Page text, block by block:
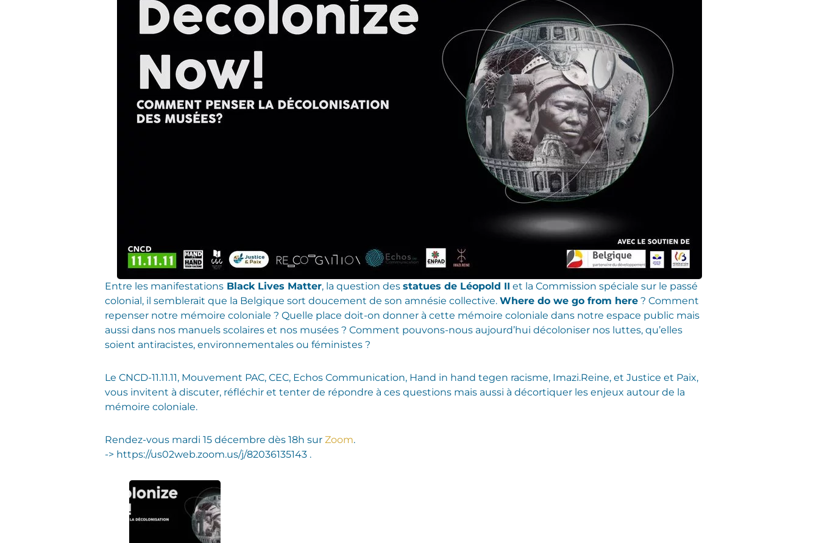
Entre les manifestations Black Lives Matter, la question des statues de Léopold II et la Commission spéciale sur le passé
colonial, il semblerait que la Belgique sort doucement de son amnésie collective. Where do we go from here ? Comment
repenser notre mémoire coloniale ? Quelle place doit-on donner à cette mémoire coloniale dans notre espace public mais
aussi dans nos manuels scolaires et nos musées ? Comment pouvons-nous aujourd’hui décoloniser nos luttes, qu’elles
soient antiracistes, environnementales ou féministes ?
Le CNCD-11.11.11, Mouvement PAC, CEC, Echos Communication, Hand in hand tegen racisme, Imazi.Reine, et Justice et Paix,
vous invitent à discuter, réfléchir et tenter de répondre à ces questions mais aussi à décortiquer les enjeux autour de la
mémoire coloniale.
Rendez-vous mardi 15 décembre dès 18h sur Zoom.
-> https://us02web.zoom.us/j/82036135143 .